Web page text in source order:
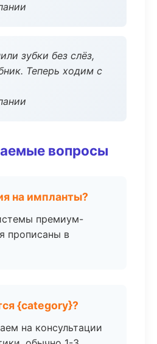
зубки без слёз,
Теперь ходим с
вопросы
на импланты?
премиум-
прописаны в
{category}?
на консультации